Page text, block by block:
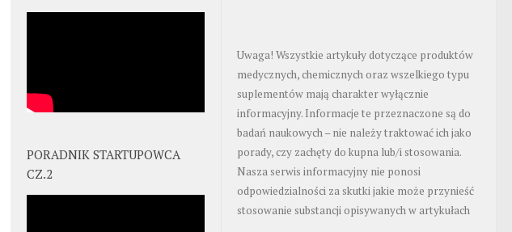
Uwaga! Wszystkie artykuły dotyczące produktów
medycznych, chemicznych oraz wszelkiego typu
suplementów mają charakter wyłącznie
informacyjny. Informacje te przeznaczone są do
badań naukowych – nie należy traktować ich jako
porady, czy zachęty do kupna lub/i stosowania.
Nasza serwis informacyjny nie ponosi
odpowiedzialności za skutki jakie może przynieść
stosowanie substancji opisywanych w artykułach
PORADNIK STARTUPOWCA
CZ.2